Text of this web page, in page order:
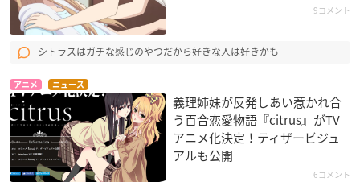
9コメント
シトラスはガチな感じのやつだから好きな人は好きかも
アニメ ニュース
義理姉妹が反発しあい惹かれ合
う百合恋愛物語『citrus』がTV
アニメ化決定！ティザービジュ
アルも公開
6コメント